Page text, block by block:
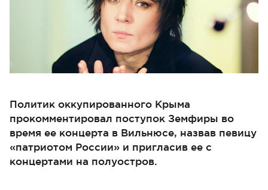
Политик оккупированного Крыма
прокомментировал поступок Земфиры во
время ее концерта в Вильнюсе, назвав певицу
«патриотом России» и пригласив ее с
концертами на полуостров.